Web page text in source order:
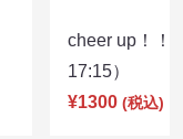
cheer up！
17:15）
¥1300 (税込)